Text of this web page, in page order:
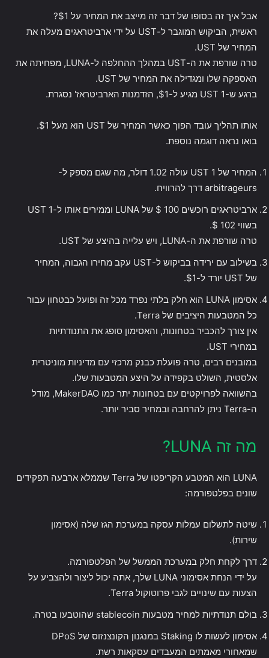
אבל איך זה בסופו של דבר זה מייצב את המחיר על $1?
ראשית, הביקוש המוגבר ל-UST על ידי ארביטראגים מעלה את
המחיר של UST.
טרה שורפת את ה-UST במהלך ההחלפה ל-LUNA, מפחיתה את
האספקה ​​שלו ומגדילה את המחיר של UST.
ברגע ש-1 UST מגיע ל-$1, הזדמנות הארביטראז' נסגרת.
אותו תהליך עובד הפוך כאשר המחיר של UST הוא מעל $1.
בואו נראה דוגמה נוספת.
המחיר של 1 UST עולה 1.02 דולר, מה שגם מספק ל-
arbitrageurs דרך להרוויח.
ארביטראגים רוכשים 100 $ של LUNA וממירים אותו ל-1 UST
בשווי 102 $.
טרה שורפת את ה-LUNA, ויש עלייה בהיצע של UST.
בשילוב עם ירידה בביקוש ל-UST עקב מחירו הגבוה, המחיר
של UST יורד ל-$1.
אסימון LUNA הוא חלק בלתי נפרד מכל זה ופועל כבטחון עבור
כל המטבעות היציבים של Terra.
אין צורך להכביר בטחונות, והאסימון סופג את התנודתיות
במחירי UST.
במובנים רבים, טרה פועלת כבנק מרכזי עם מדיניות מוניטרית
אלסטית, השולט בקפידה על היצע המטבעות שלו.
בהשוואה לפרויקטים עם בטחונות יתר כמו MakerDAO, מודל
ה-Terra ניתן להרחבה ובמחיר סביר יותר.
מה זה LUNA?
LUNA הוא המטבע הקריפטו של Terra שממלא ארבעה תפקידים
שונים בפלטפורמה:
שיטה לתשלום עמלות עסקה במערכת הגז שלה (אסימון
שירות).
דרך לקחת חלק במערכת הממשל של הפלטפורמה.
על ידי הנחת אסימוני LUNA שלך, אתה יכול ליצור ולהצביע על
הצעות עם שינויים לגבי פרוטוקול Terra.
בולם תנודתיות למחיר מטבעות stablecoin שהוטבעו בטרה.
אסימון לעשות לו Staking במנגנון הקונצנזוס של DPoS
שמאחורי מאמתים המעבדים עסקאות רשת.